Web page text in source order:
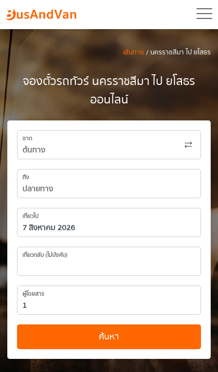
เส้นทาง/ นครราชสีมา ไป ยโสธร
จองตั๋วรถทัวร์ นครราชสีมา ไป ยโสธร
ออนไลน์
จาก
ถึง
เที่ยวไป
เที่ยวกลับ (ไม่บังคับ)
ผู้โดยสาร
ค้นหา